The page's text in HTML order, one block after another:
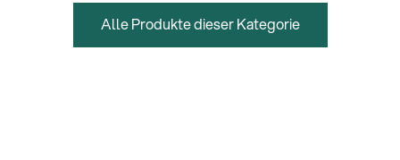
Alle Produkte dieser Kategorie